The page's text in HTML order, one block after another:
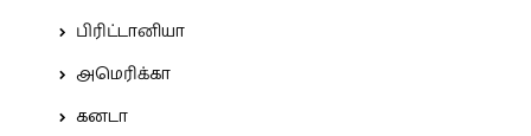
பிரிட்டானியா
அமெரிக்கா
கனடா